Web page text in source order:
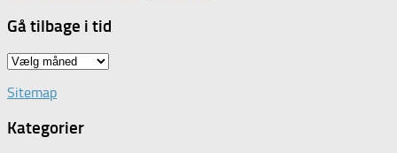
Gå tilbage i tid
Gå
iSitemap
Kategorier